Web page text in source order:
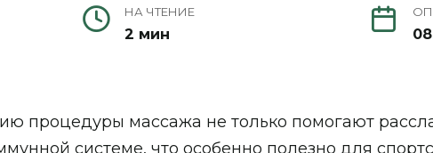
НА ЧТЕНИЕ
2 мин
процедуры массажа не только помогают
системе, что особенно полезно для